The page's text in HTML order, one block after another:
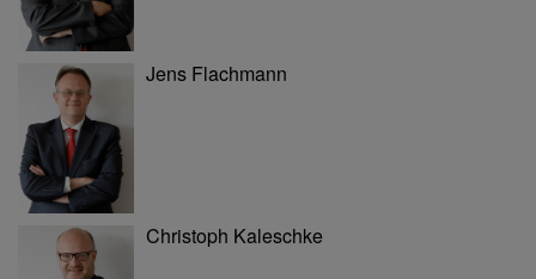
Jens Flachmann
Christoph Kaleschke